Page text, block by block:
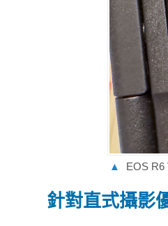
▲ EOS R6
針對直式攝影